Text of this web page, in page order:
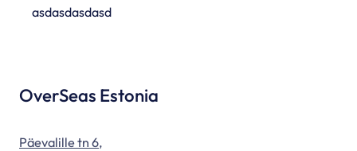
asdasdasdasd
OverSeas Estonia
Päevalille tn 6,